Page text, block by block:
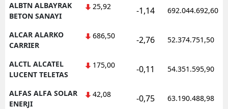
ALBTN ALBAYRAK
BETON SANAYI
25,92 -1,14 692.044.692,60
ALCAR ALARKO
CARRIER
686,50 -2,76 52.374.751,50
ALCTL ALCATEL
LUCENT TELETAS
175,00 -0,11 54.351.595,90
ALFAS ALFA SOLAR
ENERJI
42,08 -0,75 63.190.488,98